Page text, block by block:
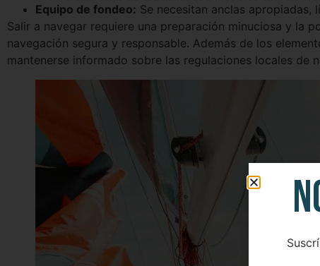
Equipo de fondeo: Se necesitan anclas
Salir a navegar requiere una preparación minuciosa y la
navegación segura y responsable. Además de los
mantenerse informado sobre las regulaciones locales de